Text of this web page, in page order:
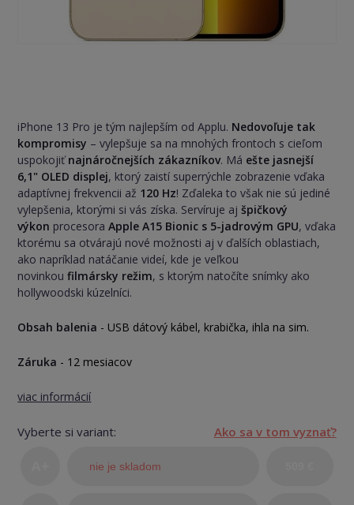
iPhone 13 Pro je tým najlepším od Applu. Nedovoľuje tak
kompromisy – vylepšuje sa na mnohých frontoch s cieľom
uspokojiťnajnáročnejších zákazníkov. Má ešte jasnejší
6,1" OLED displej, ktorý zaistí superrýchle zobrazenie vďaka
adaptívnej frekvencii až 120 Hz! Zďaleka to však nie sú jediné
vylepšenia, ktorými si vás získa. Servíruje ajšpičkový
výkon procesora Apple A15 Bionic s 5-jadrovým GPU, vďaka
ktorému sa otvárajú nové možnosti aj v ďalších oblastiach,
ako napríklad natáčanie videí, kde je veľkou
novinkoufilmársky režim, s ktorým natočíte snímky ako
hollywoodski kúzelníci.
Obsah balenia - USB dátový kábel, krabička, ihla na sim.
Záruka - 12 mesiacov
viac informácií
Vyberte si variant: Ako sa v tom vyznať?
nie je skladom